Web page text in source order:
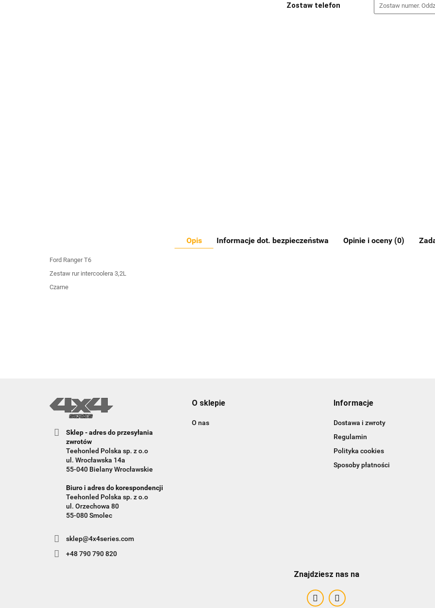
Zostaw telefon
Opis Informacje dot. bezpieczeństwa Opinie i oceny (0)
Ford Ranger T6
Zestaw rur intercoolera 3,2L
Czarne
Sklep - adres do przesyłania
zwrotów
Teehonled Polska sp. z o.o
ul. Wrocławska 14a
55-040 Bielany Wrocławskie
Biuro i adres do korespondencji
Teehonled Polska sp. z o.o
ul. Orzechowa 80
55-080 Smolec
sklep@4x4series.com
+48 790 790 820
O sklepie
O nas
Informacje
Dostawa i zwroty
Regulamin
Polityka cookies
Sposoby płatności
Znajdziesz nas na